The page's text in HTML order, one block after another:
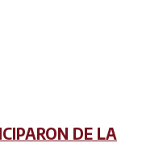
DE LA